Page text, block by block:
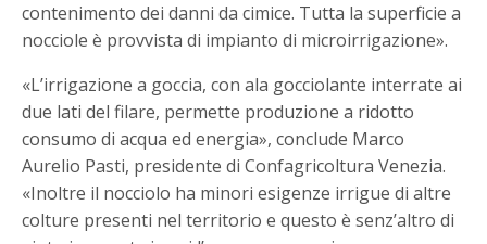
contenimento dei danni da cimice. Tutta la superficie a
nocciole è provvista di impianto di microirrigazione».
«L’irrigazione a goccia, con ala gocciolante interrate ai
due lati del filare, permette produzione a ridotto
consumo di acqua ed energia», conclude Marco
Aurelio Pasti, presidente di Confagricoltura Venezia.
«Inoltre il nocciolo ha minori esigenze irrigue di altre
colture presenti nel territorio e questo è senz’altro di